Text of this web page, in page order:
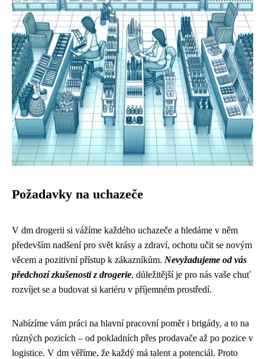
Požadavky na uchazeče
V dm drogerii si vážíme každého uchazeče a hledáme v něm
především nadšení pro svět krásy a zdraví, ochotu učit se novým
věcem a pozitivní přístup k zákazníkům. Nevyžadujeme od vás
předchozí zkušenosti z drogerie, důležitější je pro nás vaše chuť
rozvíjet se a budovat si kariéru v příjemném prostředí.
Nabízíme vám práci na hlavní pracovní poměr i brigády, a to na
různých pozicích – od pokladních přes prodavače až po pozice v
logistice. V dm věříme, že každý má talent a potenciál. Proto